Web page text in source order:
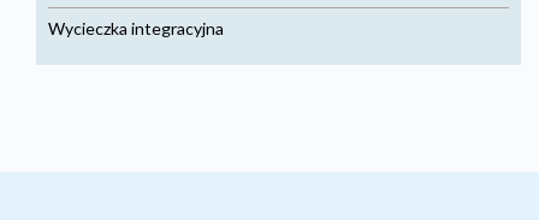
Wycieczka integracyjna